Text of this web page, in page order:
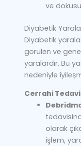
ve
Diyabetik
Diyabetik
görülen ve
yaralardır. Bu
nedeniyle
Cerrahi
olarak
işlem,